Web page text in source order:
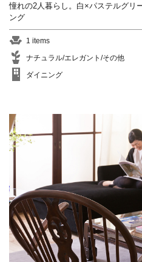
憧れの2人暮らし。白×パステルグリ
ング
1 items
ナチュラル/エレガント/その他
ダイニング